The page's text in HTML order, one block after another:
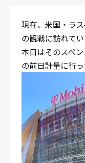
〒192-0072 東京
営業時間：月〜土
現在、米国・ラ
の観戦に訪れてい
本日はそのスペ
の前日計量に行っ